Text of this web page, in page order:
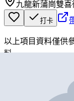
九龍新蒲崗雙喜
打卡
以上項目資料僅供
料